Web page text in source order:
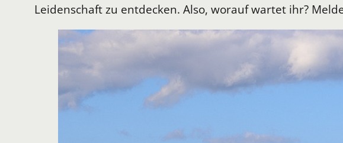
Leidenschaft zu entdecken. Also, worauf wartet ihr?